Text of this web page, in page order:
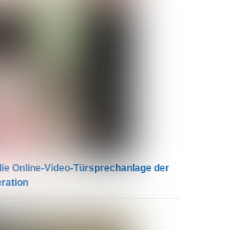
Online-Video-Türsprechanlage der